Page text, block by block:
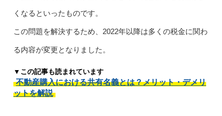
くなるといったものです。
この問題を解決するため、2022年以降は多くの税金に関わ
る内容が変更となりました。
▼この記事も読まれています
不動産購入における共有名義とは？メリット・デメリ
ットを解説